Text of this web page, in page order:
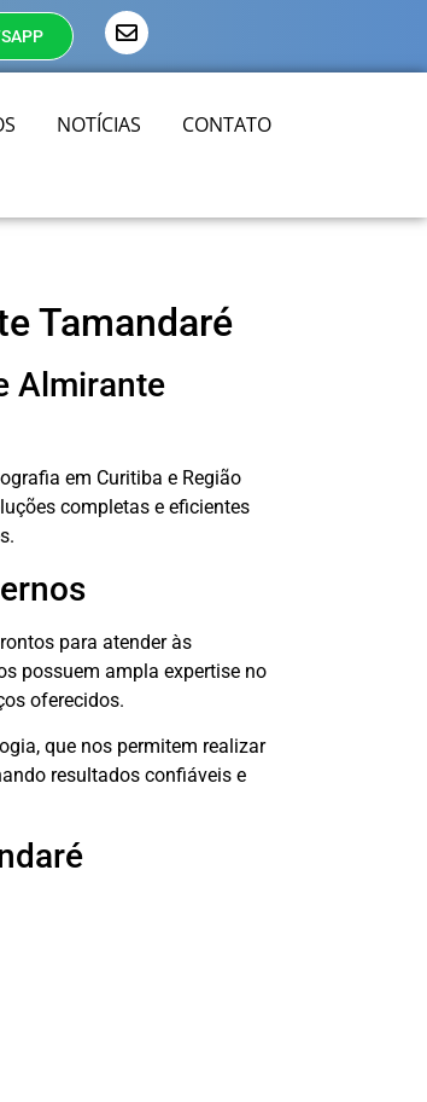
NOTÍCIAS CONTATO
Tamandaré
Almirante
em Curitiba e Região
completas e eficientes
para atender às
possuem ampla expertise no
oferecidos.
que nos permitem realizar
resultados confiáveis e